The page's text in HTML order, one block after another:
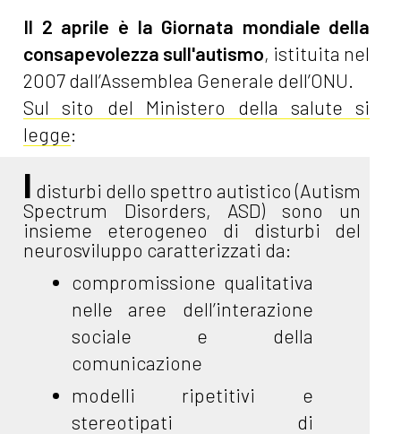
Il 2 aprile è la Giornata mondiale della
consapevolezza sull'autismo, istituita nel
2007 dall’Assemblea Generale dell’ONU.
Sul sito del Ministero della salute si
legge:
I disturbi dello spettro autistico (Autism
Spectrum Disorders, ASD) sono un
insieme eterogeneo di disturbi del
neurosviluppo caratterizzati da:
compromissione qualitativa
nelle aree dell’interazione
sociale e della
comunicazione
modelli ripetitivi e
stereotipati di